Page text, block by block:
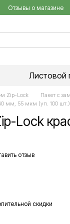
Отзывы о магазине
Листовой
Zip-Lock
Пакет с
мм, 55 мкм (уп. 100 шт.)
Lock
отзыв
скидки